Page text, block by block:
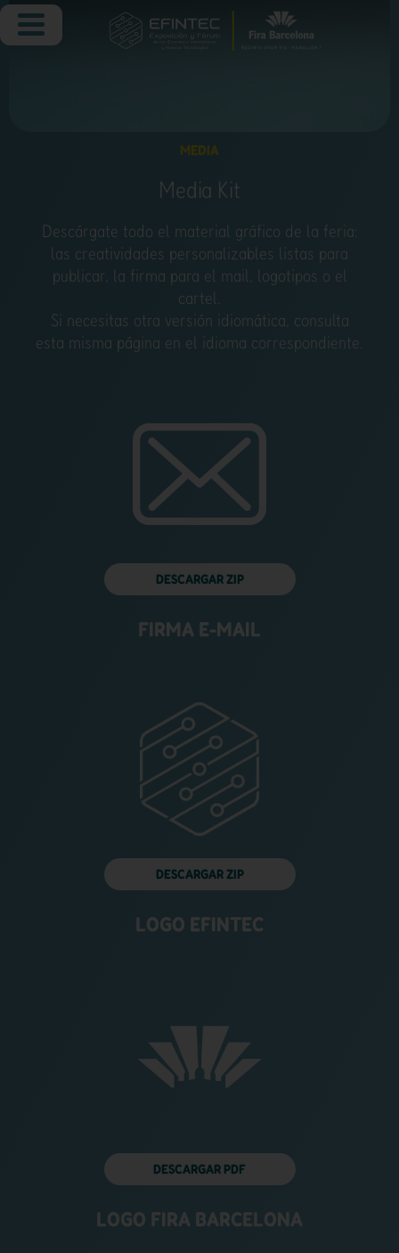
MEDIA
Media Kit
Descárgate todo el material gráfico de la feria:
las creatividades personalizables listas para
publicar, la firma para el mail, logotipos o el
cartel.
Si necesitas otra versión idiomática, consulta
esta misma página en el idioma correspondiente.
DESCARGAR ZIP
FIRMA E-MAIL
DESCARGAR ZIP
LOGO EFINTEC
DESCARGAR PDF
LOGO FIRA BARCELONA